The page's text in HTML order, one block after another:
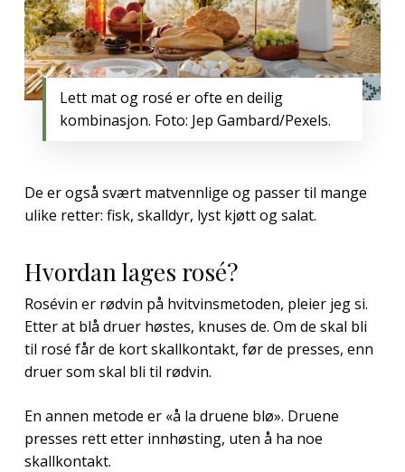
Lett mat og rosé er ofte en deilig
kombinasjon. Foto: Jep Gambard/Pexels.
De er også svært matvennlige og passer til mange
ulike retter: fisk, skalldyr, lyst kjøtt og salat.
Hvordan lages rosé?
Rosévin er rødvin på hvitvinsmetoden, pleier jeg si.
Etter at blå druer høstes, knuses de. Om de skal bli
til rosé får de kort skallkontakt, før de presses, enn
druer som skal bli til rødvin.
En annen metode er «å la druene blø». Druene
presses rett etter innhøsting, uten å ha noe
skallkontakt.